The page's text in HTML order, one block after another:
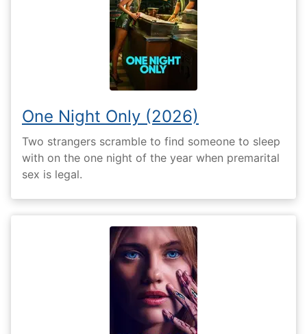
One Night Only (2026)
Two strangers scramble to find someone to sleep
with on the one night of the year when premarital
sex is legal.